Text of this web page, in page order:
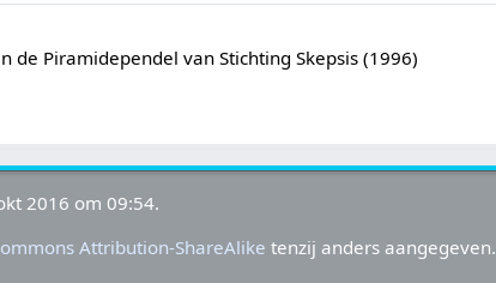
de Piramidependel van Stichting Skepsis (1996)
2016 om 09:54.
Attribution-ShareAlike tenzij anders aangegeven.